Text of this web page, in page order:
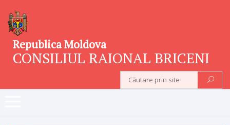
Republica Moldova
CONSILIUL RAIONAL BRICENI